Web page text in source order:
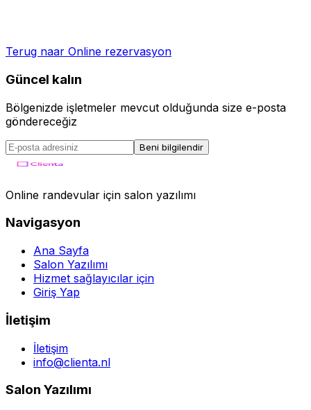
Terug naar Online rezervasyon
Güncel kalın
Bölgenizde işletmeler mevcut olduğunda size e-posta
göndereceğiz
Beni bilgilendir
Online randevular için salon yazılımı
Navigasyon
Ana Sayfa
Salon Yazılımı
Hizmet sağlayıcılar için
Giriş Yap
İletişim
İletişim
info@clienta.nl
Salon Yazılımı